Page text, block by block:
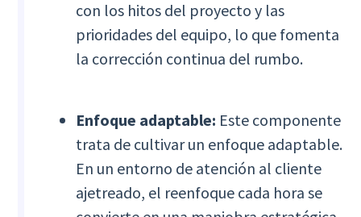
con los hitos del proyecto y las
prioridades del equipo, lo que fomenta
la corrección continua del rumbo.
Enfoque adaptable: Este componente
trata de cultivar un enfoque adaptable.
En un entorno de atención al cliente
ajetreado, el reenfoque cada hora se